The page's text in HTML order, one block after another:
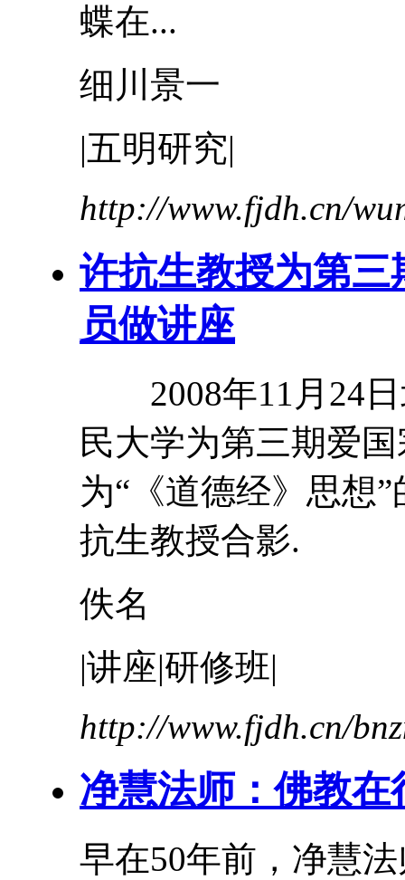
蝶在...
细川景一
|五明研究|
http://www.fjdh.cn/
许抗生教授为第
员做讲座
2008年11月24日
民大学为第三期爱
为“《道德经》思想
抗生教授合影.
佚名
|讲座|研修班|
http://www.fjdh.cn/
净慧法师：佛教
早在50年前，净慧